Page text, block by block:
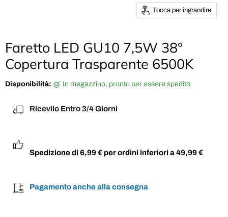
Tocca per ingrandire
Faretto LED GU10 7,5W 38°
Copertura Trasparente 6500K
Disponibilità: in magazzino, pronto per essere spedito
Ricevilo Entro 3/4 Giorni
Spedizione di 6,99 € per ordini inferiori a 49,99 €
Pagamento anche alla consegna